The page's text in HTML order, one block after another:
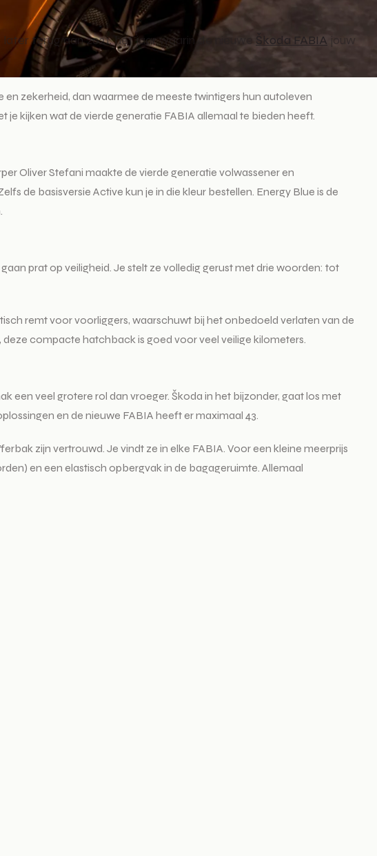
terug aan 2021, het jaar waarin de nieuwe Škoda FABIA jouw
zekerheid, dan waarmee de meeste twintigers hun autoleven
kijken wat de vierde generatie FABIA allemaal te bieden heeft.
Oliver Stefani maakte de vierde generatie volwassener en
de basisversie Active kun je in die kleur bestellen. Energy Blue is de
prat op veiligheid. Je stelt ze volledig gerust met drie woorden: tot
remt voor voorliggers, waarschuwt bij het onbedoeld verlaten van de
compacte hatchback is goed voor veel veilige kilometers.
een veel grotere rol dan vroeger. Škoda in het bijzonder, gaat los met
en de nieuwe FABIA heeft er maximaal 43.
zijn vertrouwd. Je vindt ze in elke FABIA. Voor een kleine meerprijs
en een elastisch opbergvak in de bagageruimte. Allemaal